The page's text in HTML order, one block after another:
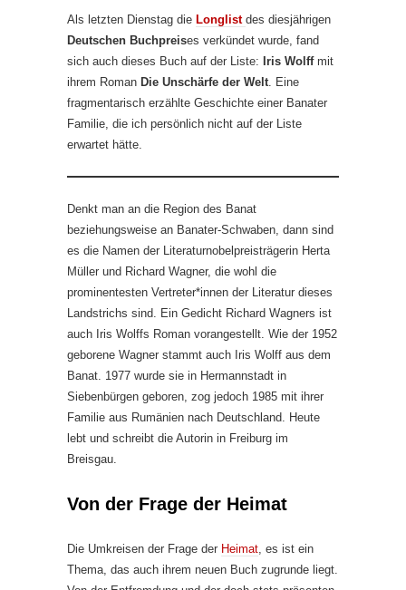
Als letzten Dienstag die Longlist des diesjährigen
Deutschen Buchpreises verkündet wurde, fand
sich auch dieses Buch auf der Liste: Iris Wolffmit
ihrem Roman Die Unschärfe der Welt. Eine
fragmentarisch erzählte Geschichte einer Banater
Familie, die ich persönlich nicht auf der Liste
erwartet hätte.
Denkt man an die Region des Banat
beziehungsweise an Banater-Schwaben, dann sind
es die Namen der Literaturnobelpreisträgerin Herta
Müller und Richard Wagner, die wohl die
prominentesten Vertreter*innen der Literatur dieses
Landstrichs sind. Ein Gedicht Richard Wagners ist
auch Iris Wolffs Roman vorangestellt. Wie der 1952
geborene Wagner stammt auch Iris Wolff aus dem
Banat. 1977 wurde sie in Hermannstadt in
Siebenbürgen geboren, zog jedoch 1985 mit ihrer
Familie aus Rumänien nach Deutschland. Heute
lebt und schreibt die Autorin in Freiburg im
Breisgau.
Von der Frage der Heimat
Die Umkreisen der Frage der Heimat, es ist ein
Thema, das auch ihrem neuen Buch zugrunde liegt.